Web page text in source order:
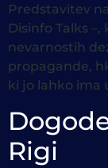
Predstavitev
Disinfo Talks
nevarnostih
propagande,
ki jo lahko ima
Rigi